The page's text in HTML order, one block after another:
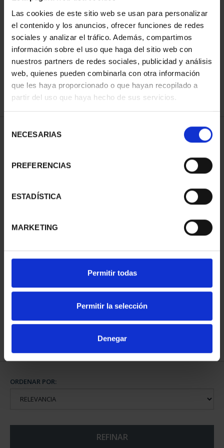
Las cookies de este sitio web se usan para personalizar
el contenido y los anuncios, ofrecer funciones de redes
sociales y analizar el tráfico. Además, compartimos
información sobre el uso que haga del sitio web con
nuestros partners de redes sociales, publicidad y análisis
web, quienes pueden combinarla con otra información
que les haya proporcionado o que hayan recopilado a
partir del uso que haya hecho de sus servicios.
NECESARIAS
PREFERENCIAS
ESTADÍSTICA
MARKETING
Permitir todas
Permitir la selección
Denegar
ORDENAR POR:
REFINAR
1 Productos encontrados
PROVINCIA COLECCION
COMPLET...
ORDENAR POR:
REFINAR